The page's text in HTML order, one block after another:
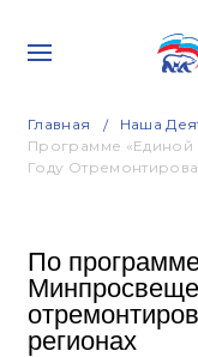
Главная Наша
Программе
Году
По
регионах